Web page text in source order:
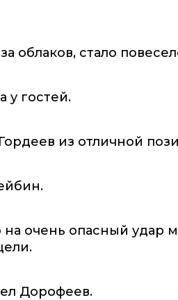
облаков, стало
у гостей.
из отличной
на очень опасный удар
Дорофеев.